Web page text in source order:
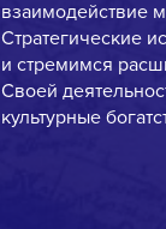
взаимодействие
Стратегические
и стремимся
Своей
культурные